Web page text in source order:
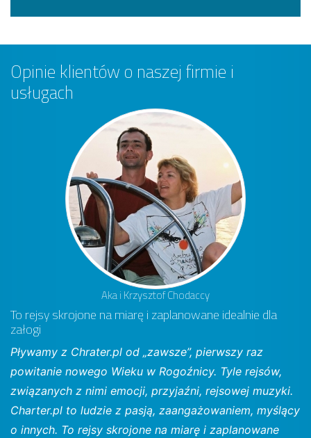
Opinie klientów o naszej firmie i
usługach
Aka i Krzysztof Chodaccy
To rejsy skrojone na miarę i zaplanowane idealnie dla
załogi
Pływamy z Chrater.pl od „zawsze”, pierwszy raz
powitanie nowego Wieku w Rogoźnicy. Tyle rejsów,
związanych z nimi emocji, przyjaźni, rejsowej muzyki.
Charter.pl to ludzie z pasją, zaangażowaniem, myślący
o innych. To rejsy skrojone na miarę i zaplanowane